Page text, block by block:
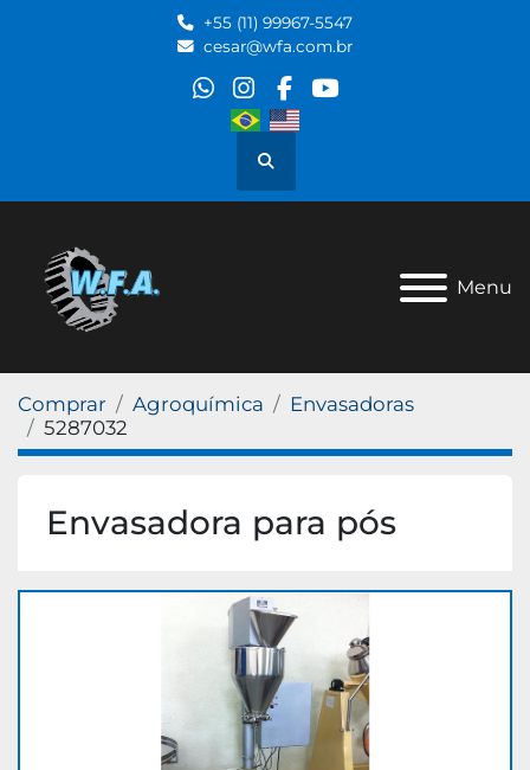
+55 (11) 99967-5547
cesar@wfa.com.br
whatsapp
instagram
facebook
youtube
Pesquisar
Menu
Comprar Agroquímica
Envasadoras
5287032
Envasadora para pós